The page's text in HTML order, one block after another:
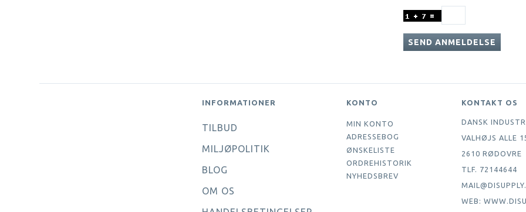
SEND ANMELDELSE
INFORMATIONER
TILBUD
MILJØPOLITIK
BLOG
OM OS
KONTO
MIN KONTO
ADRESSEBOG
ØNSKELISTE
ORDREHISTORIK
NYHEDSBREV
KONTAKT OS
DANSK
VALHØJS ALLE
2610 RØDOVRE
TLF. 72144644
WEB: